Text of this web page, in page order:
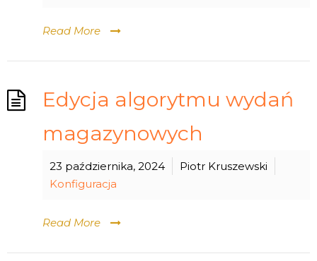
Read More
Edycja algorytmu wydań
magazynowych
23 października, 2024
Piotr Kruszewski
Konfiguracja
Read More